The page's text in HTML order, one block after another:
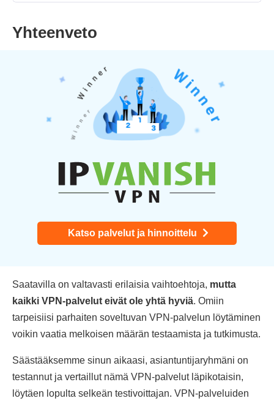
Yhteenveto
Katso palvelut ja hinnoittelu
Saatavilla on valtavasti erilaisia vaihtoehtoja, mutta
kaikki VPN-palvelut eivät ole yhtä hyviä. Omiin
tarpeisiisi parhaiten soveltuvan VPN-palvelun löytäminen
voikin vaatia melkoisen määrän testaamista ja tutkimusta.
Säästääksemme sinun aikaasi, asiantuntijaryhmäni on
testannut ja vertaillut nämä VPN-palvelut läpikotaisin,
löytäen lopulta selkeän testivoittajan. VPN-palveluiden